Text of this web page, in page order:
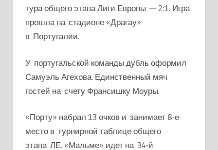
тура общего этапа Лиги Европы — 2:1. Игра
прошла на стадионе «Драгау»
в Португалии.
У португальской команды дубль оформил
Самуэль Агехова. Единственный мяч
гостей на счету Франсишку Моуры.
«Порту» набрал 13 очков и занимает 8-е
место в турнирной таблице общего
этапа ЛЕ. «Мальме» идет на 34-й